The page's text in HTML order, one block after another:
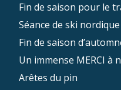
Fin de saison pour le
Séance de ski nordique
Fin de saison
Un immense MERCI à
Arêtes du pin